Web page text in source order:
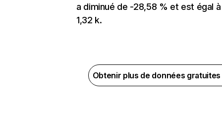
a diminué de -28,58 % et est égal à
1,32 k.
Obtenir plus de données